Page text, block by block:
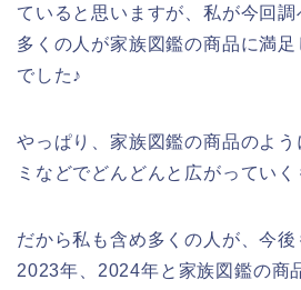
ていると思いますが、私が今回
多くの人が家族図鑑の商品に満足
でした♪
やっぱり、家族図鑑の商品のよう
ミなどでどんどんと広がってい
だから私も含め多くの人が、今後
2023年、2024年と家族図鑑の商